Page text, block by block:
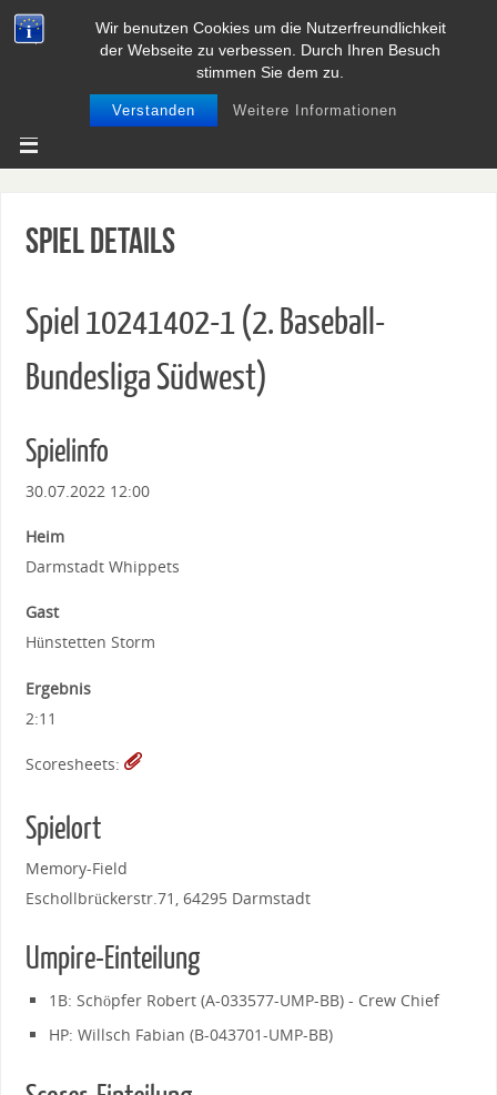
Wir benutzen Cookies um die Nutzerfreundlichkeit
der Webseite zu verbessen. Durch Ihren Besuch
stimmen Sie dem zu.
Verstanden Weitere Informationen
BASEBALL UND SOFTBALL IN
NIEDERSACHSEN
Spiel Details
Spiel 10241402-1 (2. Baseball-
Bundesliga Südwest)
Spielinfo
30.07.2022 12:00
Heim
Darmstadt Whippets
Gast
Hünstetten Storm
Ergebnis
2:11
Scoresheets:
Spielort
Memory-Field
Eschollbrückerstr.71, 64295 Darmstadt
Umpire-Einteilung
1B: Schöpfer Robert (A-033577-UMP-BB) - Crew Chief
HP: Willsch Fabian (B-043701-UMP-BB)